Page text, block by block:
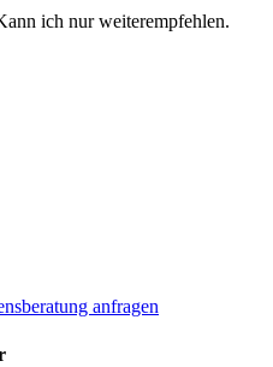
ich nur weiterempfehlen.
anfragen